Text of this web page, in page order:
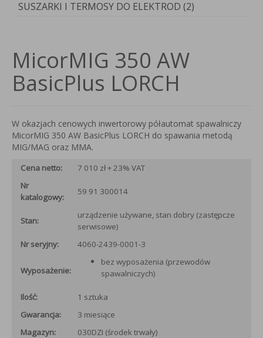
SUSZARKI I TERMOSY DO ELEKTROD (2)
MicorMIG 350 AW
BasicPlus LORCH
W okazjach cenowych inwertorowy półautomat spawalniczy
MicorMIG 350 AW BasicPlus LORCH do spawania metodą
MIG/MAG oraz MMA.
Cena netto:
7 010 zł + 23% VAT
Nr
katalogowy:
59 91 300014
Stan:
urządzenie używane, stan dobry (zastępcze
serwisowe)
Nr seryjny:
4060-2439-0001-3
Wyposażenie:
bez wyposażenia (przewodów
spawalniczych)
Ilość:
1 sztuka
Gwarancja:
3 miesiące
Magazyn:
030DZI (środek trwały)